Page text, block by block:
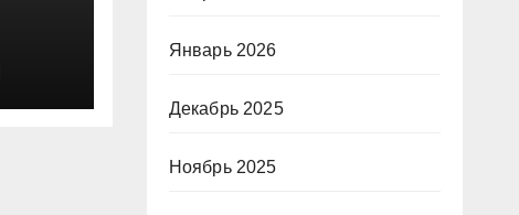
Январь 2026
Декабрь 2025
Ноябрь 2025